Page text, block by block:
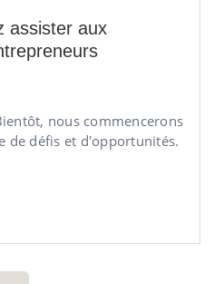
assister aux
nous commencerons
de défis et d'opportunités.